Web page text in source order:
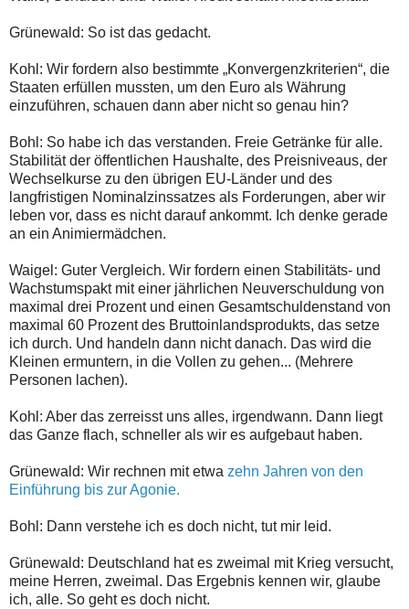
Grünewald: So ist das gedacht.
Kohl: Wir fordern also bestimmte „Konvergenzkriterien“, die
Staaten erfüllen mussten, um den Euro als Währung
einzuführen, schauen dann aber nicht so genau hin?
Bohl: So habe ich das verstanden. Freie Getränke für alle.
Stabilität der öffentlichen Haushalte, des Preisniveaus, der
Wechselkurse zu den übrigen EU-Länder und des
langfristigen Nominalzinssatzes als Forderungen, aber wir
leben vor, dass es nicht darauf ankommt. Ich denke gerade
an ein Animiermädchen.
Waigel: Guter Vergleich. Wir fordern einen Stabilitäts- und
Wachstumspakt mit einer jährlichen Neuverschuldung von
maximal drei Prozent und einen Gesamtschuldenstand von
maximal 60 Prozent des Bruttoinlandsprodukts, das setze
ich durch. Und handeln dann nicht danach. Das wird die
Kleinen ermuntern, in die Vollen zu gehen... (Mehrere
Personen lachen).
Kohl: Aber das zerreisst uns alles, irgendwann. Dann liegt
das Ganze flach, schneller als wir es aufgebaut haben.
Grünewald: Wir rechnen mit etwa zehn Jahren von den
Einführung bis zur Agonie.
Bohl: Dann verstehe ich es doch nicht, tut mir leid.
Grünewald: Deutschland hat es zweimal mit Krieg versucht,
meine Herren, zweimal. Das Ergebnis kennen wir, glaube
ich, alle. So geht es doch nicht.